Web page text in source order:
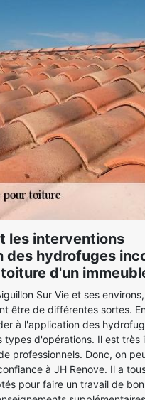
les interventions
des hydrofuges
d'un
Sur Vie et ses
être de différentes sortes.
à l'application des
types d'opérations. Il est très
professionnels. Donc, on
à JH Renove. Il a
pour faire un travail de